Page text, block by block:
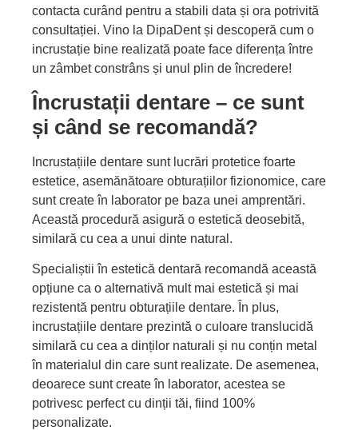
contacta curând pentru a stabili data și ora potrivită
consultației. Vino la DipaDent și descoperă cum o
incrustație bine realizată poate face diferența între
un zâmbet constrâns și unul plin de încredere!
Încrustații dentare – ce sunt
și când se recomandă?
Incrustațiile dentare sunt lucrări protetice foarte
estetice, asemănătoare obturațiilor fizionomice, care
sunt create în laborator pe baza unei amprentări.
Această procedură asigură o estetică deosebită,
similară cu cea a unui dinte natural.
Specialiștii în estetică dentară recomandă această
opțiune ca o alternativă mult mai estetică și mai
rezistentă pentru obturațiile dentare. În plus,
incrustațiile dentare prezintă o culoare translucidă
similară cu cea a dinților naturali și nu conțin metal
în materialul din care sunt realizate. De asemenea,
deoarece sunt create în laborator, acestea se
potrivesc perfect cu dinții tăi, fiind 100%
personalizate.